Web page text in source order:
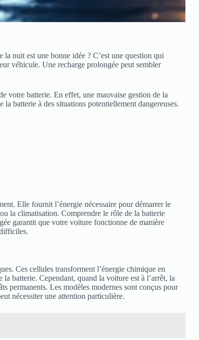
nuit est une bonne idée ? C’est une question qui
véhicule. Une recharge prolongée peut sembler
votre batterie. En effet, une mauvaise gestion de la
batterie à des situations potentiellement dangereuses.
Elle fournit l’énergie nécessaire pour démarrer le
la climatisation. Comprendre le rôle de la batterie
garantit que votre voiture fonctionne de manière
Ces cellules transforment l’énergie chimique en
batterie. Cependant, quand la voiture est à l’arrêt, la
permanents. Les modèles modernes sont conçus pour
nécessiter une attention particulière.